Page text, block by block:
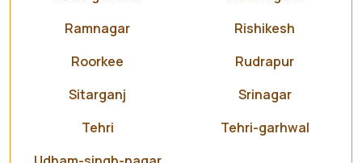
Ramnagar
Rishikesh
Roorkee
Rudrapur
Sitarganj
Srinagar
Tehri
Tehri-garhwal